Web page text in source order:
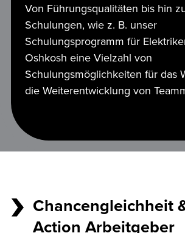
Von Führungsqualitäten bis hin
Schulungen, wie z. B. unser
Schulungsprogramm für
Oshkosh eine Vielzahl von
Schulungsmöglichkeiten für das
die Weiterentwicklung von
Chancengleichheit
Action Arbeitgeber